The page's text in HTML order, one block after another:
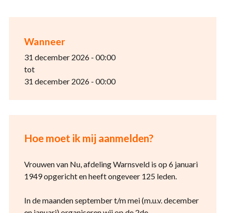
Wanneer
31 december 2026 - 00:00
tot
31 december 2026 - 00:00
Hoe moet ik mij aanmelden?
Vrouwen van Nu, afdeling Warnsveld is op 6 januari
1949 opgericht en heeft ongeveer 125 leden.
In de maanden september t/m mei (m.u.v. december